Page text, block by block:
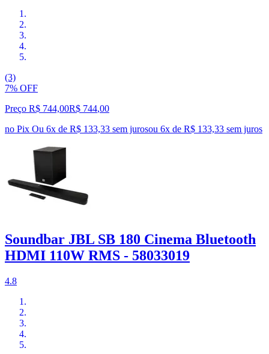
(3)
7% OFF
Preço R$ 744,00R$ 744,00
no Pix Ou 6x de R$ 133,33 sem jurosou 6x de R$ 133,33 sem juros
Soundbar JBL SB 180 Cinema Bluetooth
HDMI 110W RMS - 58033019
4.8